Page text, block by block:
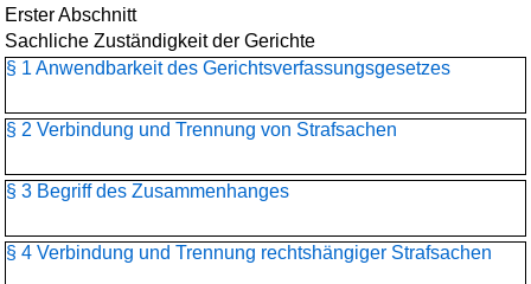
Erster Abschnitt
Sachliche Zuständigkeit der Gerichte
§ 1 Anwendbarkeit des Gerichtsverfassungsgesetzes
§ 2 Verbindung und Trennung von Strafsachen
§ 3 Begriff des Zusammenhanges
§ 4 Verbindung und Trennung rechtshängiger Strafsachen